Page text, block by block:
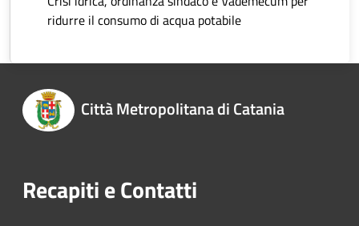
ridurre il consumo di acqua potabile
Città Metropolitana di Catania
Recapiti e Contatti